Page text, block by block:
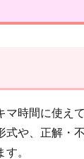
時間に使え
や、正解・
。